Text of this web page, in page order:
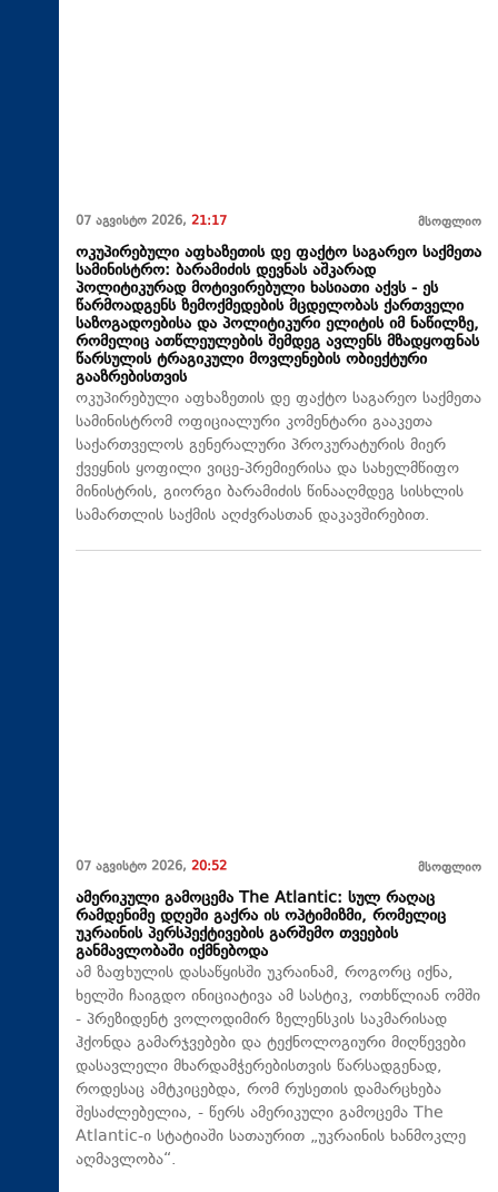
07 აგვისტო 2026, 21:17 მსოფლიო
ოკუპირებული აფხაზეთის დე ფაქტო საგარეო საქმეთა
სამინისტრო: ბარამიძის დევნას აშკარად
პოლიტიკურად მოტივირებული ხასიათი აქვს - ეს
წარმოადგენს ზემოქმედების მცდელობას ქართველი
საზოგადოებისა და პოლიტიკური ელიტის იმ ნაწილზე,
რომელიც ათწლეულების შემდეგ ავლენს მზადყოფნას
წარსულის ტრაგიკული მოვლენების ობიექტური
გააზრებისთვის
ოკუპირებული აფხაზეთის დე ფაქტო საგარეო საქმეთა
სამინისტრომ ოფიციალური კომენტარი გააკეთა
საქართველოს გენერალური პროკურატურის მიერ
ქვეყნის ყოფილი ვიცე-პრემიერისა და სახელმწიფო
მინისტრის, გიორგი ბარამიძის წინააღმდეგ სისხლის
სამართლის საქმის აღძვრასთან დაკავშირებით.
07 აგვისტო 2026, 20:52 მსოფლიო
ამერიკული გამოცემა The Atlantic: სულ რაღაც
რამდენიმე დღეში გაქრა ის ოპტიმიზმი, რომელიც
უკრაინის პერსპექტივების გარშემო თვეების
განმავლობაში იქმნებოდა
ამ ზაფხულის დასაწყისში უკრაინამ, როგორც იქნა,
ხელში ჩაიგდო ინიციატივა ამ სასტიკ, ოთხწლიან ომში
- პრეზიდენტ ვოლოდიმირ ზელენსკის საკმარისად
ჰქონდა გამარჯვებები და ტექნოლოგიური მიღწევები
დასავლელი მხარდამჭერებისთვის წარსადგენად,
როდესაც ამტკიცებდა, რომ რუსეთის დამარცხება
შესაძლებელია, - წერს ამერიკული გამოცემა The
Atlantic-ი სტატიაში სათაურით „უკრაინის ხანმოკლე
აღმავლობა“.